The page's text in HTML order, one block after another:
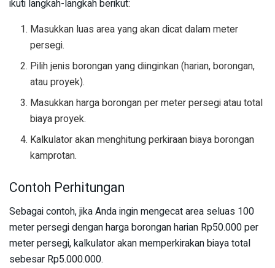
ikuti langkah-langkah berikut:
Masukkan luas area yang akan dicat dalam meter
persegi.
Pilih jenis borongan yang diinginkan (harian, borongan,
atau proyek).
Masukkan harga borongan per meter persegi atau total
biaya proyek.
Kalkulator akan menghitung perkiraan biaya borongan
kamprotan.
Contoh Perhitungan
Sebagai contoh, jika Anda ingin mengecat area seluas 100
meter persegi dengan harga borongan harian Rp50.000 per
meter persegi, kalkulator akan memperkirakan biaya total
sebesar Rp5.000.000.